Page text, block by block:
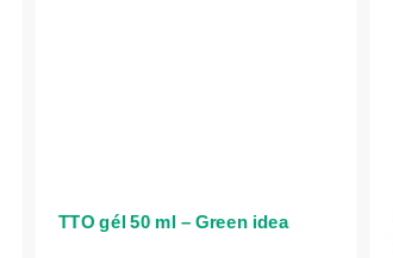
TTO gél 50 ml – Green idea